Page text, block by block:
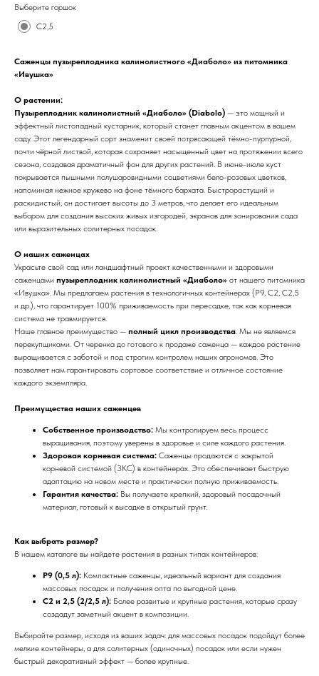
Выберите горшок
C2,5
Саженцы пузыреплодника калинолистного «Диаболо» из питомника
«Ивушка»
О растении:
Пузыреплодник калинолистный «Диаболо» (Diabolo) — это мощный и
эффектный листопадный кустарник, который станет главным акцентом в вашем
саду. Этот легендарный сорт знаменит своей потрясающей тёмно-пурпурной,
почти чёрной листвой, которая сохраняет насыщенный цвет на протяжении всего
сезона, создавая драматичный фон для других растений. В июне-июле куст
покрывается пышными полушаровидными соцветиями бело-розовых цветков,
напоминая нежное кружево на фоне тёмного бархата. Быстрорастущий и
раскидистый, он достигает высоты до 3 метров, что делает его идеальным
выбором для создания высоких живых изгородей, экранов для зонирования сада
или выразительных солитерных посадок.
О наших саженцах
Украсьте свой сад или ландшафтный проект качественными и здоровыми
саженцами пузыреплодник калинолистный «Диаболо» от нашего питомника
«Ивушка». Мы предлагаем растения в технологичных контейнерах (Р9, С2, С2,5
и др.), что гарантирует 100% приживаемость при пересадке, так как корневая
система не травмируется.
Наше главное преимущество — полный цикл производства. Мы не являемся
перекупщиками. От черенка до готового к продаже саженца — каждое растение
выращивается с заботой и под строгим контролем наших агрономов. Это
позволяет нам гарантировать сортовое соответствие и отличное состояние
каждого экземпляра.
Преимущества наших саженцев
Собственное производство: Мы контролируем весь процесс
выращивания, поэтому уверены в здоровье и силе каждого растения.
Здоровая корневая система: Саженцы продаются с закрытой
корневой системой (ЗКС) в контейнерах. Это обеспечивает быструю
адаптацию на новом месте и практически полную приживаемость.
Гарантия качества: Вы получаете крепкий, здоровый посадочный
материал, готовый к высадке в открытый грунт.
Как выбрать размер?
В нашем каталоге вы найдете растения в разных типах контейнеров:
Р9 (0,5 л): Компактные саженцы, идеальный вариант для создания
массовых посадок и получения опта по выгодной цене.
С2 и 2,5 (2/2,5 л): Более развитые и крупные растения, которые сразу
создадут заметный акцент в композиции.
Выбирайте размер, исходя из ваших задач: для массовых посадок подойдут более
мелкие контейнеры, а для солитерных (одиночных) посадок или если нужен
быстрый декоративный эффект — более крупные.